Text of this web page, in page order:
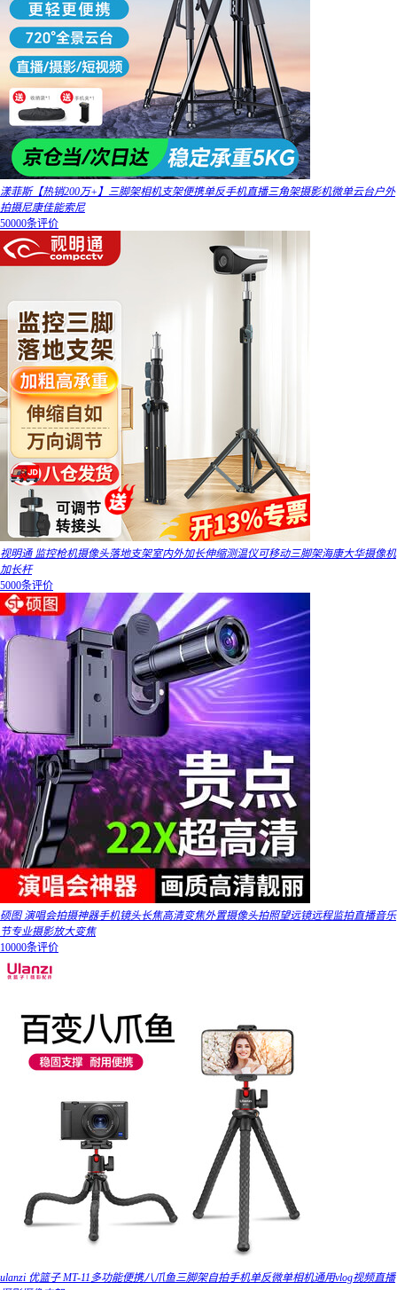
漾菲斯【热销200万+】三脚架相机支架便携单反手机直播三角架摄影机微单云台户外
拍摄尼康佳能索尼
50000条评价
视明通 监控枪机摄像头落地支架室内外加长伸缩测温仪可移动三脚架海康大华摄像机
加长杆
5000条评价
硕图 演唱会拍摄神器手机镜头长焦高清变焦外置摄像头拍照望远镜远程监拍直播音乐
节专业摄影放大变焦
10000条评价
ulanzi 优篮子 MT-11多功能便携八爪鱼三脚架自拍手机单反微单相机通用vlog视频直播